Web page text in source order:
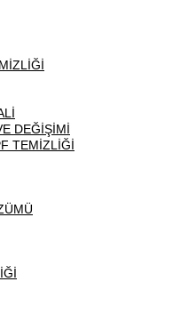
DEĞİŞİMİ
TEMİZLİĞİ